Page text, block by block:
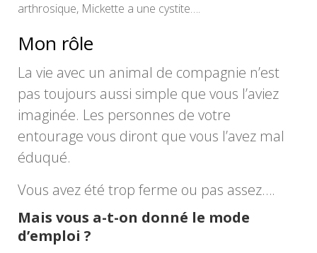
arthrosique, Mickette a une cystite….
Mon rôle
La vie avec un animal de compagnie n’est
pas toujours aussi simple que vous l’aviez
imaginée. Les personnes de votre
entourage vous diront que vous l’avez mal
éduqué.
Vous avez été trop ferme ou pas assez….
Mais vous a-t-on donné le mode
d’emploi ?